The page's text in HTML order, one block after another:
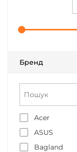
Бренд
Acer
ASUS
Bagland